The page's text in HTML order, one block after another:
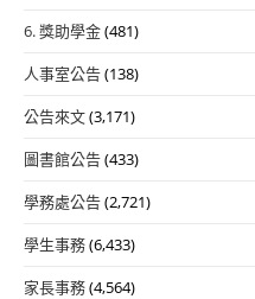
6. 獎助學金(481)
人事室公告(138)
公告來文(3,171)
圖書館公告(433)
學務處公告(2,721)
學生事務(6,433)
家長事務(4,564)